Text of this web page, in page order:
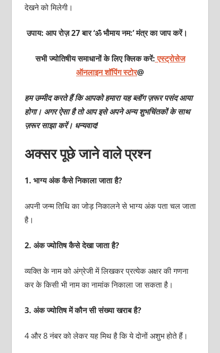
देखने को मिलेगी।
उपाय: आप रोज़ 27 बार ‘ॐ भौमाय नम:’ मंत्र का जाप करें।
सभी ज्योतिषीय समाधानों के लिए क्लिक करें: एस्ट्रोसेज
ऑनलाइन शॉपिंग स्टोर@
हम उम्मीद करते हैं कि आपको हमारा यह ब्लॉग ज़रूर पसंद आया
होगा। अगर ऐसा है तो आप इसे अपने अन्य शुभचिंतकों के साथ
ज़रूर साझा करें। धन्यवाद!
अक्सर पूछे जाने वाले प्रश्‍न
1. भाग्‍य अंक कैसे निकाला जाता है?
अपनी जन्‍म तिथि का जोड़ निकालने से भाग्‍य अंक पता चल जाता
है।
2. अंक ज्‍योतिष कैसे देखा जाता है?
व्‍यक्‍ति के नाम को अंग्रेजी में लिखकर प्रत्‍येक अक्षर की गणना
कर के किसी भी नाम का नामांक निकाला जा सकता है।
3. अंक ज्‍योतिष में कौन सी संख्‍या खराब है?
4 और 8 नंबर को लेकर यह मिथ है कि ये दोनों अशुभ होते हैं।